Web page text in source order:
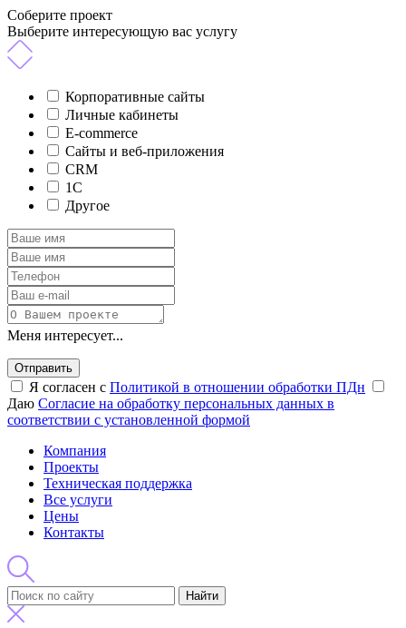
Соберите проект
Выберите интересующую вас услугу
Корпоративные сайты
Личные кабинеты
E-commerce
Сайты и веб-приложения
CRM
1C
Другое
Меня интересует...
Отправить
Я согласен с Политикой в отношении обработки ПДн
Даю Согласие на обработку персональных данных в
соответствии с установленной формой
Компания
Проекты
Техническая поддержка
Все услуги
Цены
Контакты
Найти